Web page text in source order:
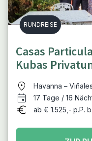
RUNDREISE
Casas
Kubas
Havanna –
Trinidad – Santa
17 Tage / 16
ab € 1.525,- p.P.